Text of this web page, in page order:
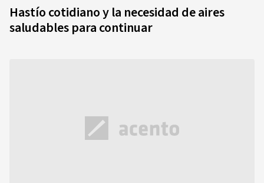
Hastío cotidiano y la necesidad de aires
saludables para continuar